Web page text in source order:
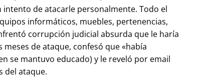
de atacarle personalmente. Todo el
informáticos, muebles, pertenencias,
corrupción judicial absurda que le haría
de ataque, confesó que había
se mantuvo educado) y le reveló por email
del ataque.